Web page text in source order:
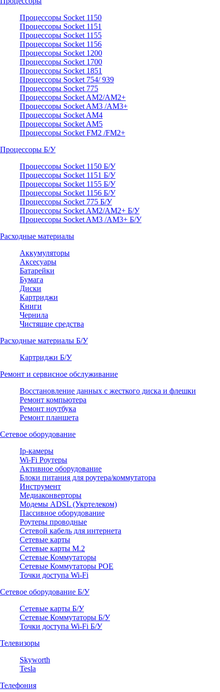
Процессоры Socket 1150
Процессоры Socket 1151
Процессоры Socket 1155
Процессоры Socket 1156
Процессоры Socket 1200
Процессоры Socket 1700
Процессоры Socket 1851
Процессоры Socket 754/ 939
Процессоры Socket 775
Процессоры Socket AM2/AM2+
Процессоры Socket AM3 /AM3+
Процессоры Socket AM4
Процессоры Socket AM5
Процессоры Socket FM2 /FM2+
Процессоры Б/У
Процессоры Socket 1150 Б/У
Процессоры Socket 1151 Б/У
Процессоры Socket 1155 Б/У
Процессоры Socket 1156 Б/У
Процессоры Socket 775 Б/У
Процессоры Socket AM2/AM2+ Б/У
Процессоры Socket AM3 /AM3+ Б/У
Расходные материалы
Аккумуляторы
Аксесуары
Батарейки
Бумага
Диски
Картриджи
Книги
Чернила
Чистящие средства
Расходные материалы Б/У
Картриджи Б/У
Ремонт и сервисное обслуживание
Восстановление данных с жесткого диска и флешки
Ремонт компьютера
Ремонт ноутбука
Ремонт планшета
Сетевое оборудование
Ip-камеры
Wi-Fi Роутеры
Активное оборудование
Блоки питания для роутера/коммутатора
Инструмент
Медиаконверторы
Модемы ADSL (Укртелеком)
Пассивное оборудование
Роутеры проводные
Сетевой кабель для интернета
Сетевые карты
Сетевые карты M.2
Сетевые Коммутаторы
Сетевые Коммутаторы POE
Точки доступа Wi-Fi
Сетевое оборудование Б/У
Сетевые карты Б/У
Сетевые Коммутаторы Б/У
Точки доступа Wi-Fi Б/У
Телевизоры
Skyworth
Tesla
Телефония